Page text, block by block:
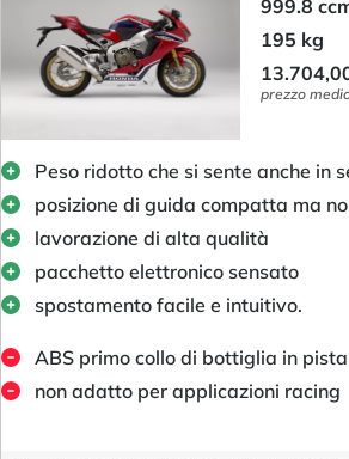
999.8
195 kg
prezzo
Peso ridotto che si sente anche in
posizione di guida compatta ma
lavorazione di alta qualità
pacchetto elettronico sensato
spostamento facile e intuitivo.
ABS primo collo di bottiglia in pista
non adatto per applicazioni racing